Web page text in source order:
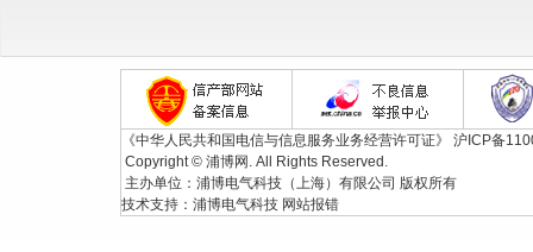
《中华人民共和国电信与信息服务业务经营许可证》 沪ICP备
Copyright © 浦博网. All Rights Reserved.
主办单位：浦博电气科技（上海）有限公司 版权所有
技术支持： 浦博电气科技 网站报错